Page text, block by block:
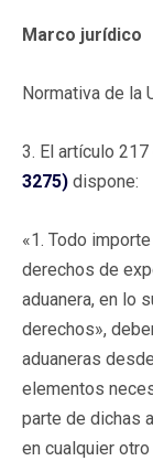
Marco jurídico
Normativa de la
3. El artículo
3275) dispone:
«1. Todo
derechos de
aduanera, en lo
derechos»,
aduaneras
elementos
parte de dichas
en cualquier